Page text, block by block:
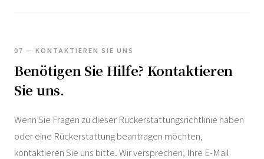
07 — KONTAKTIEREN SIE UNS
Benötigen Sie Hilfe? Kontaktieren
Sie uns.
Wenn Sie Fragen zu dieser Rückerstattungsrichtlinie haben
oder eine Rückerstattung beantragen möchten,
kontaktieren Sie uns bitte. Wir versprechen, Ihre E-Mail